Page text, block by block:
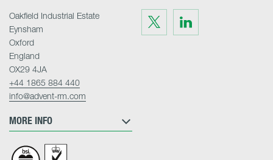
Visit
us
on
Twitter
Visit
on
LinkedIn
MORE INFO
Oakfield Industrial Estate
Eynsham
Oxford
England
OX29 4JA
+44 1865 884 440
info@advent-rm.com